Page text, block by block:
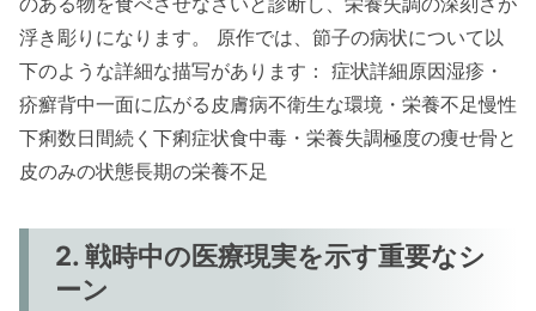
浮き彫りになります。 原作では、節子の病状について以
下のような詳細な描写があります： 症状詳細原因湿疹・
疥癬背中一面に広がる皮膚病不衛生な環境・栄養不足慢性
下痢数日間続く下痢症状食中毒・栄養失調極度の痩せ骨と
皮のみの状態長期の栄養不足
2. 戦時中の医療現実を示す重要なシ
ーン